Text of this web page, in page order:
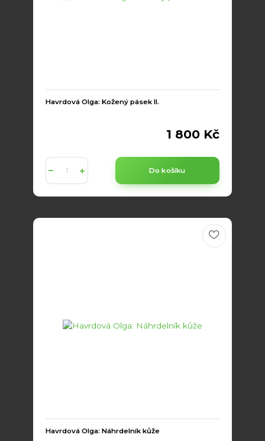
Havrdová Olga: Kožený pásek II.
1 800 Kč
Do košíku
Havrdová Olga: Náhrdelník kůže